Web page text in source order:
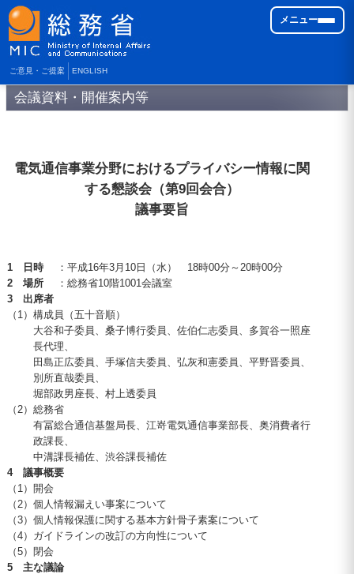
ご意見・ご提案 ENGLISH
メニュー
会議資料・開催案内等
電気通信事業分野におけるプライバシー情報に関
する懇談会（第9回会合）
議事要旨
1 日時
：平成16年3月10日（水） 18時00分～20時00分
2 場所
：総務省10階1001会議室
3 出席者
（1） 構成員（五十音順）
大谷和子委員、桑子博行委員、佐伯仁志委員、多賀谷一照座
長代理、
田島正広委員、手塚信夫委員、弘灰和憲委員、平野晋委員、
別所直哉委員、
堀部政男座長、村上透委員
（2） 総務省
有冨総合通信基盤局長、江嵜電気通信事業部長、奥消費者行
政課長、
中溝課長補佐、渋谷課長補佐
4 議事概要
（1） 開会
（2） 個人情報漏えい事案について
（3） 個人情報保護に関する基本方針骨子素案について
（4） ガイドラインの改訂の方向性について
（5） 閉会
5 主な議論